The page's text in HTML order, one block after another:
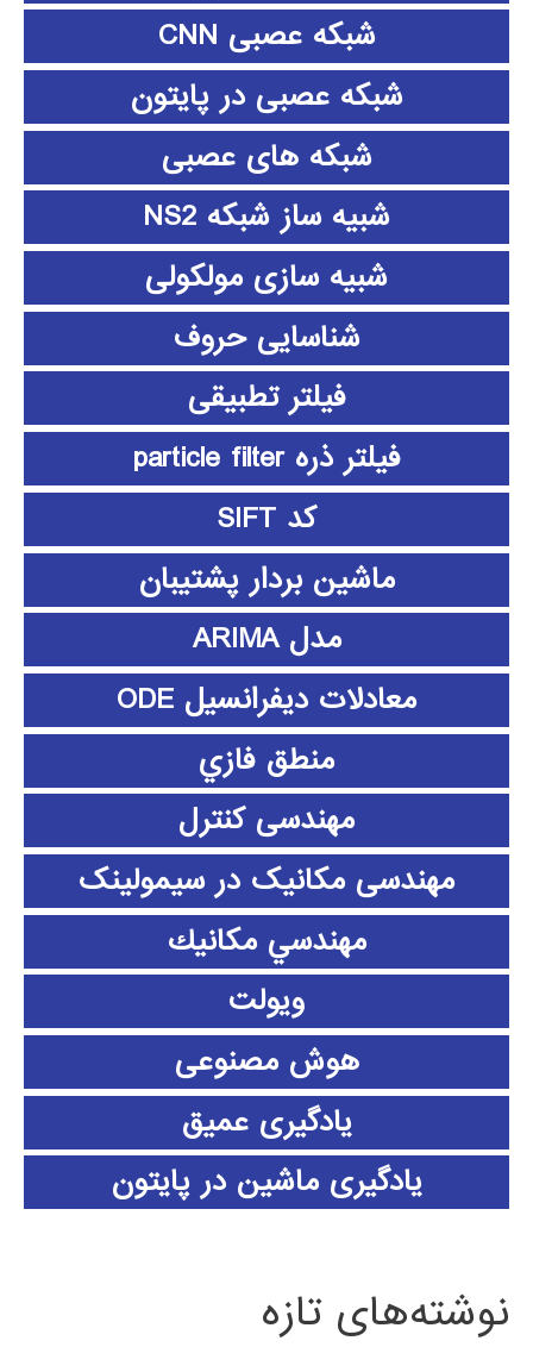
شبکه عصبی CNN
شبکه عصبی در پایتون
شبکه های عصبی
شبیه ساز شبکه NS2
شبیه سازی مولکولی
شناسایی حروف
فیلتر تطبیقی
فیلتر ذره particle filter
کد SIFT
ماشین بردار پشتیبان
مدل ARIMA
معادلات دیفرانسیل ODE
منطق فازي
مهندسی کنترل
مهندسی مکانیک در سیمولینک
مهندسي مكانيك
ویولت
هوش مصنوعی
یادگیری عمیق
یادگیری ماشین در پایتون
نوشته‌های تازه